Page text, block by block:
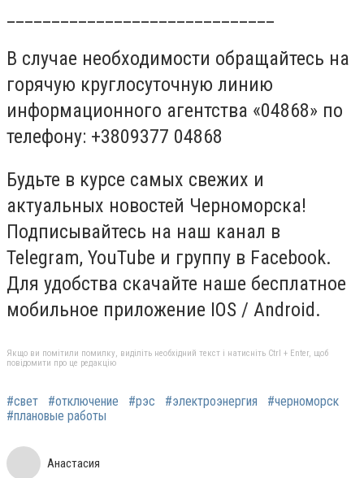
В случае необходимости обращайтесь на
горячую круглосуточную линию
информационного агентства «04868» по
телефону: +3809377 04868
Будьте в курсе самых свежих и
актуальных новостей Черноморска!
Подписывайтесь на наш канал в
Telegram, YouTube и группу в Facebook.
Для удобства скачайте наше бесплатное
мобильное приложение IOS / Android.
Якщо ви помітили помилку, виділіть необхідний текст і натисніть Ctrl + Enter, щоб
повідомити про це редакцію
#свет #отключение #рэс #электроэнергия
#черноморск
#плановые работы
Анастасия